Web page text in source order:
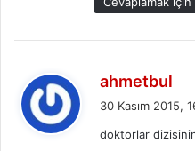
ahmetbul
e
i
30 Kasım 2015,
doktorlar